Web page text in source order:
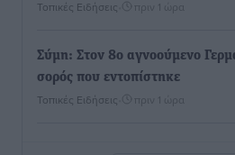
Τοπικές Ειδήσεις πριν 1 ώρα
Σύμη: Στον 8ο αγνοούμενο
σορός που εντοπίστηκε
Τοπικές Ειδήσεις πριν 1 ώρα